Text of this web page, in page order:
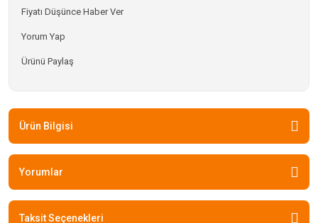
Fiyatı Düşünce Haber Ver
Yorum Yap
Ürünü Paylaş
Ürün Bilgisi
Yorumlar
Taksit Seçenekleri